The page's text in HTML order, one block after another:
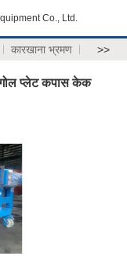
Co., Ltd.
कारखाना भ्रमण >>
गोल प्लेट कपास केक